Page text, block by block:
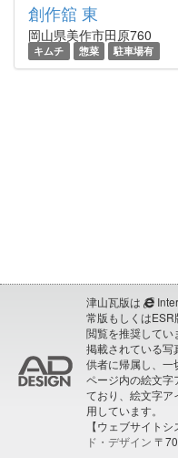
創作舘 東
岡山県美作市田原760
キムチ 惣菜 駐車場有
津山瓦版は
常版もしくはESR
閲覧を推奨してい
掲載されている写
供者に帰属し、一
ページ内の絵文字
ており、絵文字ア
用しています。
【ウェブサイト
ド・デザイン 〒